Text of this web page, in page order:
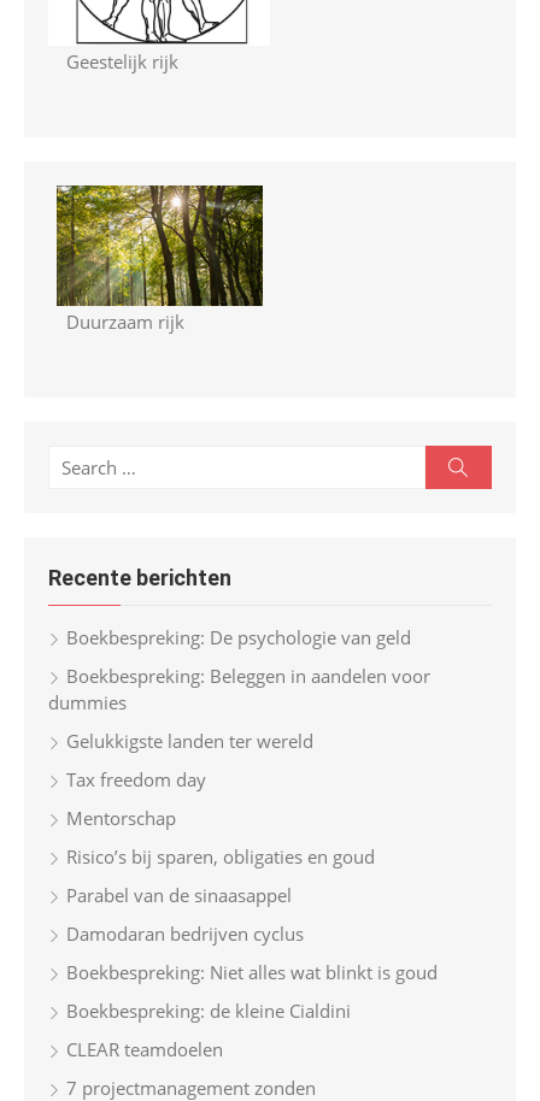
Geestelijk rijk
Duurzaam rijk
c
f
o
r
:
e
Recente berichten
Boekbespreking: De psychologie van geld
Boekbespreking: Beleggen in aandelen voor
dummies
Gelukkigste landen ter wereld
Tax freedom day
Mentorschap
Risico’s bij sparen, obligaties en goud
Parabel van de sinaasappel
Damodaran bedrijven cyclus
Boekbespreking: Niet alles wat blinkt is goud
Boekbespreking: de kleine Cialdini
CLEAR teamdoelen
7 projectmanagement zonden